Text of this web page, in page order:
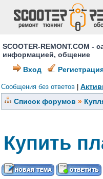
SCOOTER-REMONT.COM
информацией, общение
Вход
Сообщения без ответов
Список форумов »
Купить